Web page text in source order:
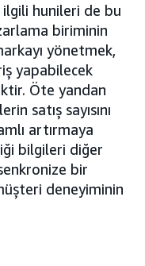
hunileri de bu
biriminin
yönetmek,
yapabilecek
Öte yandan
satış sayısını
artırmaya
bilgileri diğer
bir
deneyiminin